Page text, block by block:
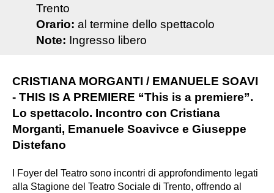
Trento
Orario: al termine dello spettacolo
Note: Ingresso libero
CRISTIANA MORGANTI / EMANUELE SOAVI
- THIS IS A PREMIERE “This is a premiere”.
Lo spettacolo. Incontro con Cristiana
Morganti, Emanuele Soavivce e Giuseppe
Distefano
I Foyer del Teatro sono incontri di approfondimento legati
alla Stagione del Teatro Sociale di Trento, offrendo al